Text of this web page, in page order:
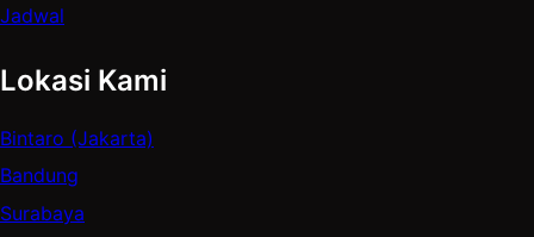
Jadwal
Lokasi Kami
Bintaro (Jakarta)
Bandung
Surabaya